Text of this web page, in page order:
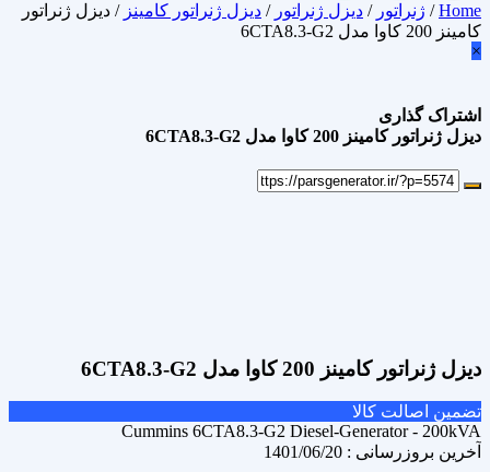
Home
/ ژنراتور / دیزل ژنراتور / دیزل ژنراتور کامینز / دیزل ژنراتور
کامینز 200 کاوا مدل 6CTA8.3-G2
×
اشتراک گذاری
دیزل ژنراتور کامینز 200 کاوا مدل 6CTA8.3-G2
دیزل ژنراتور کامینز 200 کاوا مدل 6CTA8.3-G2
تضمین اصالت کالا
Cummins 6CTA8.3-G2 Diesel-Generator - 200kVA
آخرین بروزرسانی : 1401/06/20